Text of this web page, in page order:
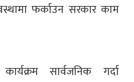
फर्काउन सरकार काम
सार्वजनिक गर्दा